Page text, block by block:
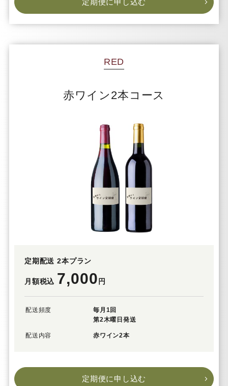
定期便に申し込む
RED
赤ワイン2本コース
定期配送 2本プラン
月額税込 7,000 円
配送頻度
毎月1回
第2木曜日発送
配送内容 赤ワイン2本
定期便に申し込む